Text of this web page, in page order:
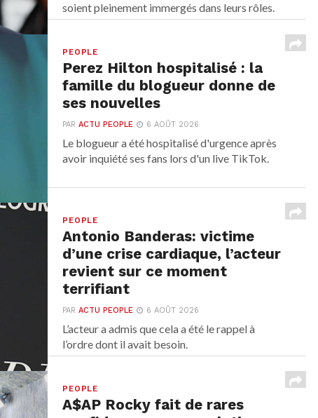
soient pleinement immergés dans leurs rôles.
PEOPLE
Perez Hilton hospitalisé : la
famille du blogueur donne de
ses nouvelles
PARACTU PEOPLE 6 AOÛT 2026
Le blogueur a été hospitalisé d'urgence après
avoir inquiété ses fans lors d'un live TikTok.
PEOPLE
Antonio Banderas: victime
d’une crise cardiaque, l’acteur
revient sur ce moment
terrifiant
PARACTU PEOPLE 6 AOÛT 2026
L’acteur a admis que cela a été le rappel à
l’ordre dont il avait besoin.
PEOPLE
A$AP Rocky fait de rares